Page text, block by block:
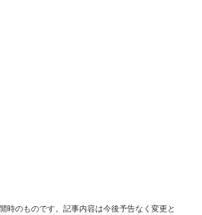
のものです。記事内容は今後予告なく変更と